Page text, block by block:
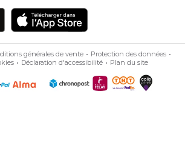
générales de vente
Protection des données
Déclaration d'accessibilité Plan du site